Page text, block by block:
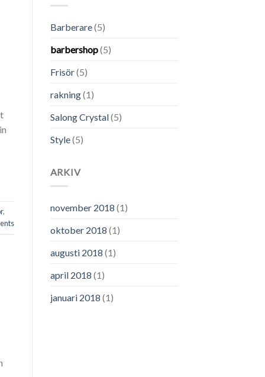
,
Barberare(5)
barbershop(5)
Frisör(5)
rakning(1)
Salong Crystal(5)
Style(5)
ARKIV
november 2018 (1)
oktober 2018 (1)
augusti 2018 (1)
april 2018 (1)
januari 2018 (1)